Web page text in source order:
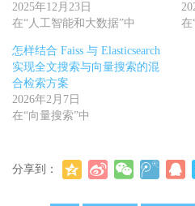
2025年12月23日
在“人工智能和大数据”中
在
怎样结合 Faiss 与 Elasticsearch
实现全文搜索与向量搜索的混
合检索方案
2026年2月7日
在“向量搜索”中
分享到：